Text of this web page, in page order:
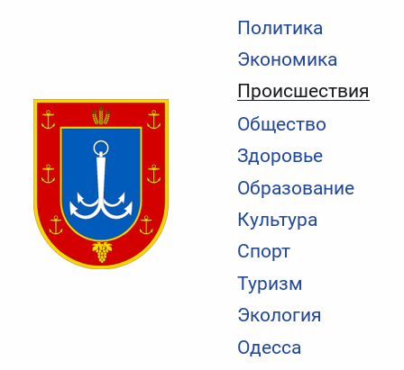
Политика
Экономика
Происшествия
Общество
Здоровье
Образование
Культура
Спорт
Туризм
Экология
Одесса